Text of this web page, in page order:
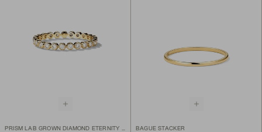
PRISM LAB GROWN DIAMOND ETERNITY BAND BAGUE STACKER